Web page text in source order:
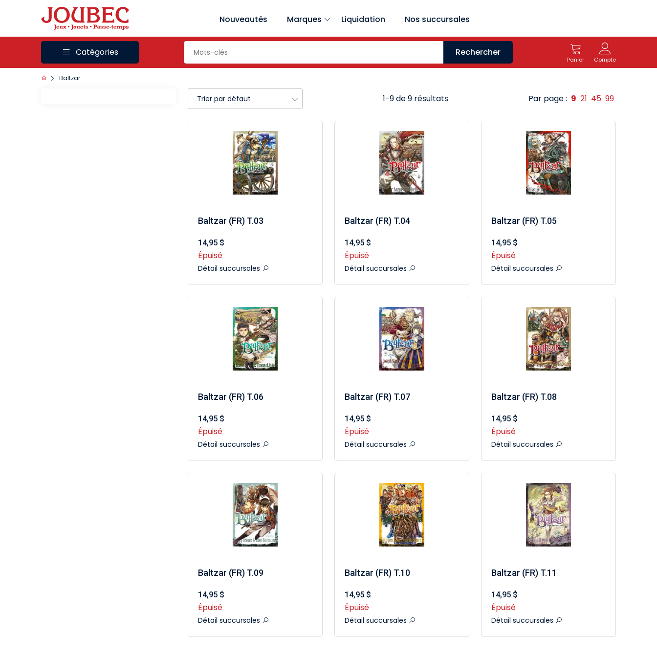
Nouveautés Marques Liquidation Nos succursales
Catégories Rechercher
Panier Compte
Baltzar
Trier par défaut 1-9 de 9 résultats Par page : 9 21 45 99
Baltzar (FR) T.03
14,95 $
Épuisé
Détail succursales
Baltzar (FR) T.04
14,95 $
Épuisé
Détail succursales
Baltzar (FR) T.05
14,95 $
Épuisé
Détail succursales
Baltzar (FR) T.06
14,95 $
Épuisé
Détail succursales
Baltzar (FR) T.07
14,95 $
Épuisé
Détail succursales
Baltzar (FR) T.08
14,95 $
Épuisé
Détail succursales
Baltzar (FR) T.09
14,95 $
Épuisé
Détail succursales
Baltzar (FR) T.10
14,95 $
Épuisé
Détail succursales
Baltzar (FR) T.11
14,95 $
Épuisé
Détail succursales